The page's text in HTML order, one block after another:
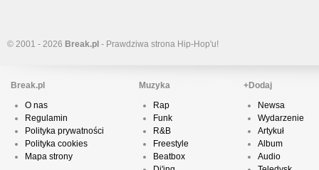
© 2001 - 2026 Break.pl - Prawdziwa strona Hip-Hop'u!
Break.pl
O nas
Regulamin
Polityka prywatności
Polityka cookies
Mapa strony
Muzyka
Rap
Funk
R&B
Freestyle
Beatbox
+Dodaj
Newsa
Wydarzenie
Artykuł
Album
Audio